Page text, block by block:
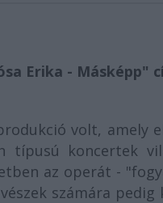
Erika - Másképp"
volt, amely
típusú koncertek
az operát -
számára